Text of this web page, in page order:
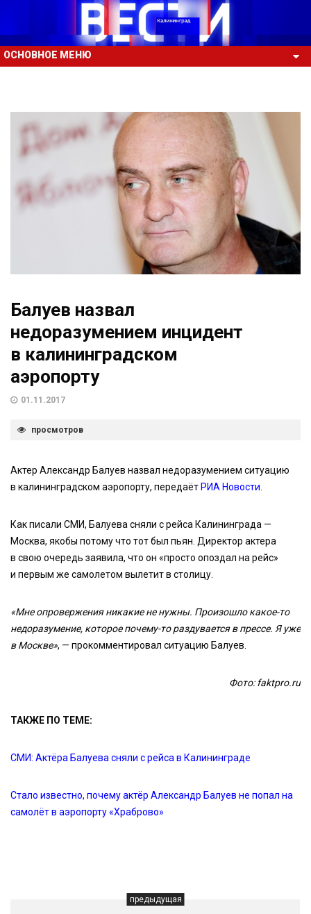
ОСНОВНОЕ МЕНЮ
Балуев назвал
недоразумением инцидент
в калининградском
аэропорту
01.11.2017
просмотров
Актер Александр Балуев назвал недоразумением ситуацию
в калининградском аэропорту, передаёт РИА Новости.
Как писали СМИ, Балуева сняли с рейса Калининграда —
Москва, якобы потому что тот был пьян. Директор актера
в свою очередь заявила, что он «просто опоздал на рейс»
и первым же самолетом вылетит в столицу.
«Мне опровержения никакие не нужны. Произошло какое-то
недоразумение, которое почему-то раздувается в прессе. Я уже
в Москве», — прокомментировал ситуацию Балуев.
Фото: faktpro.ru
ТАКЖЕ ПО ТЕМЕ:
СМИ: Актёра Балуева сняли с рейса в Калининграде
Стало известно, почему актёр Александр Балуев не попал на
самолёт в аэропорту «Храброво»
предыдущая